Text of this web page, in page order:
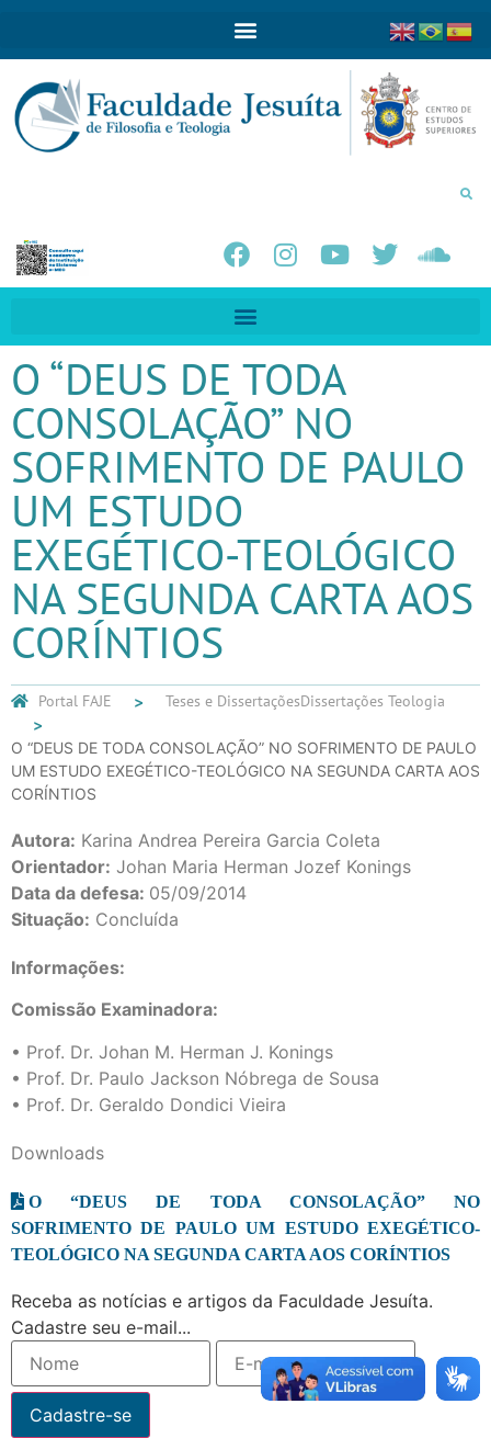
O “DEUS DE TODA
CONSOLAÇÃO” NO
SOFRIMENTO DE PAULO
UM ESTUDO
EXEGÉTICO-TEOLÓGICO
NA SEGUNDA CARTA AOS
CORÍNTIOS
Portal FAJE Teses e DissertaçõesDissertações Teologia
O “DEUS DE TODA CONSOLAÇÃO” NO SOFRIMENTO DE PAULO
UM ESTUDO EXEGÉTICO-TEOLÓGICO NA SEGUNDA CARTA AOS
CORÍNTIOS
Autora: Karina Andrea Pereira Garcia Coleta
Orientador: Johan Maria Herman Jozef Konings
Data da defesa: 05/09/2014
Situação: Concluída
Informações:
Comissão Examinadora:
• Prof. Dr. Johan M. Herman J. Konings
• Prof. Dr. Paulo Jackson Nóbrega de Sousa
• Prof. Dr. Geraldo Dondici Vieira
Downloads
O “DEUS DE TODA CONSOLAÇÃO” NO
SOFRIMENTO DE PAULO UM ESTUDO EXEGÉTICO-
TEOLÓGICO NA SEGUNDA CARTA AOS CORÍNTIOS
Receba as notícias e artigos da Faculdade Jesuíta.
Cadastre seu e-mail...